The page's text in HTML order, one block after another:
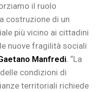
il ruolo
costruzione di un
più vicino ai cittadini
nuove fragilità sociali
Manfredi. “La
condizioni di
territoriali richiede